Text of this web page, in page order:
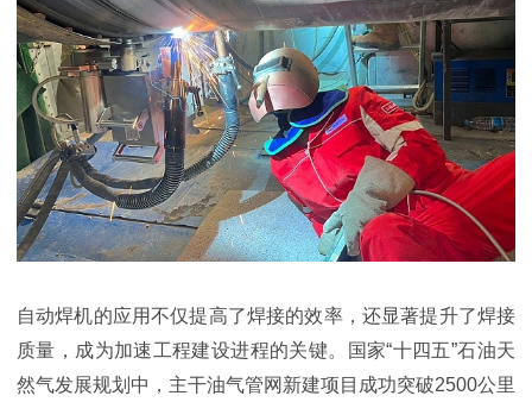
自动焊机的应用不仅提高了焊接的效率，还显著提升了焊接
质量，成为加速工程建设进程的关键。国家“十四五”石油天
然气发展规划中，主干油气管网新建项目成功突破2500公里